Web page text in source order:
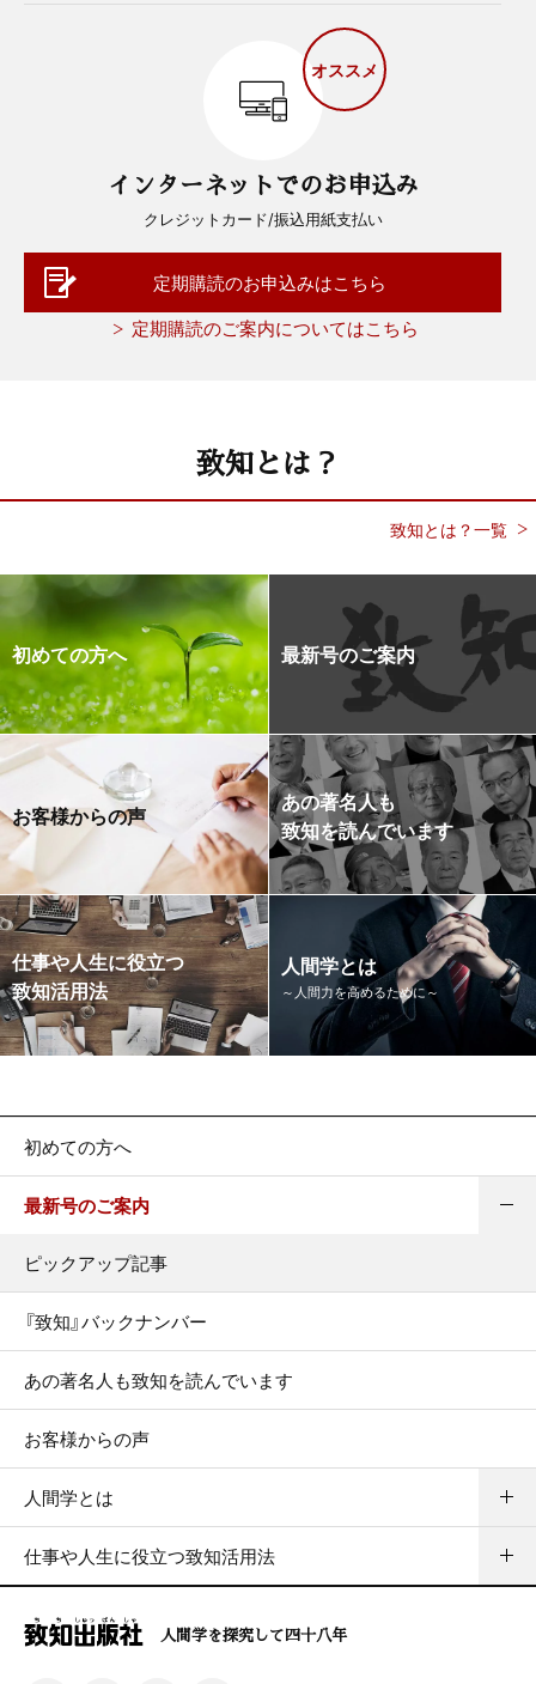
オススメ
インターネットでのお申込み
クレジットカード/振込用紙支払い
定期購読のお申込みはこちら
定期購読のご案内についてはこちら
致知とは？
致知とは？一覧
初めての方へ 最新号のご案内
お客様からの声
あの著名人も
致知を読んでいます
仕事や人生に役立つ
致知活用法
人間学とは
～人間力を高めるために～
初めての方へ
最新号のご案内
ピックアップ記事
『致知』バックナンバー
あの著名人も致知を読んでいます
お客様からの声
人間学とは
仕事や人生に役立つ致知活用法
人間学を探究して四十八年